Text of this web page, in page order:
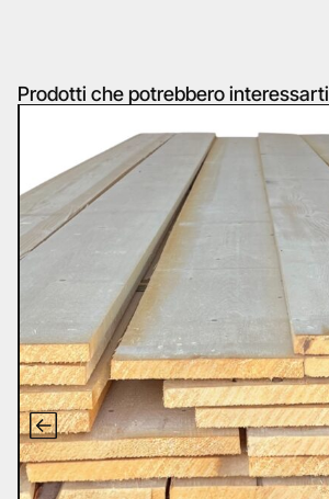
Prodotti che potrebbero interessarti